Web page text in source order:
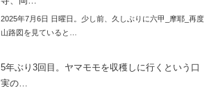
2025年7月6日 日曜日。少し前、久しぶりに六甲_摩耶_再度
山路図を見ていると…
5年ぶり3回目。ヤマモモを収穫しに行くという口
実の…